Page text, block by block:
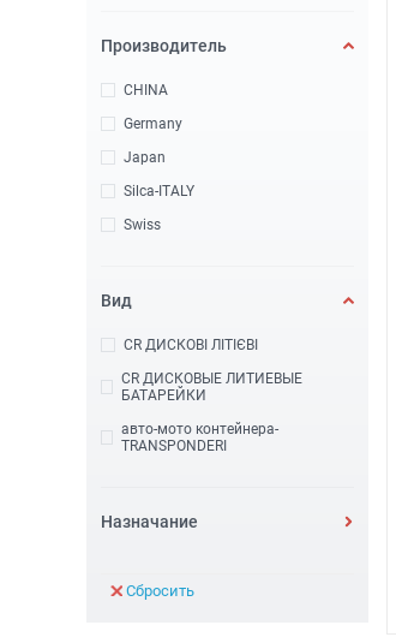
Производитель
CHINA
Germany
Japan
Silca-ITALY
Swiss
Вид
CR ДИСКОВІ ЛІТІЄВІ
CR ДИСКОВЫЕ ЛИТИЕВЫЕ
БАТАРЕЙКИ
авто-мото контейнера-
TRANSPONDERI
Назначание
Сбросить